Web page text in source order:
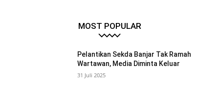
MOST POPULAR
Pelantikan Sekda Banjar Tak Ramah
Wartawan, Media Diminta Keluar
31 Juli 2025